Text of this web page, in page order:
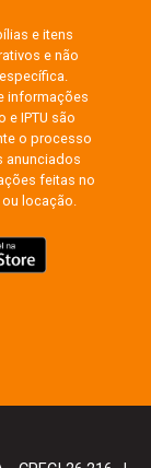
e itens
e não
informações
e IPTU são
o processo
anunciados
feitas no
locação.